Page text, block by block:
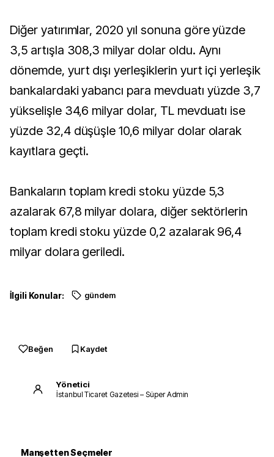
Diğer yatırımlar, 2020 yıl sonuna göre yüzde
3,5 artışla 308,3 milyar dolar oldu. Aynı
dönemde, yurt dışı yerleşiklerin yurt içi yerleşik
bankalardaki yabancı para mevduatı yüzde 3,7
yükselişle 34,6 milyar dolar, TL mevduatı ise
yüzde 32,4 düşüşle 10,6 milyar dolar olarak
kayıtlara geçti.
Bankaların toplam kredi stoku yüzde 5,3
azalarak 67,8 milyar dolara, diğer sektörlerin
toplam kredi stoku yüzde 0,2 azalarak 96,4
milyar dolara geriledi.
İlgili Konular: gündem
Beğen Kaydet
Yönetici
İstanbul Ticaret Gazetesi – Süper Admin
Manşetten Seçmeler